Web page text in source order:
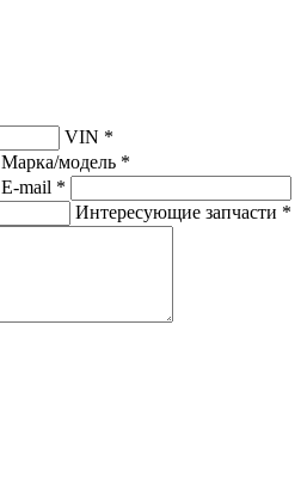
VIN *
Марка/модель *
E-mail *
Интересующие запчасти *